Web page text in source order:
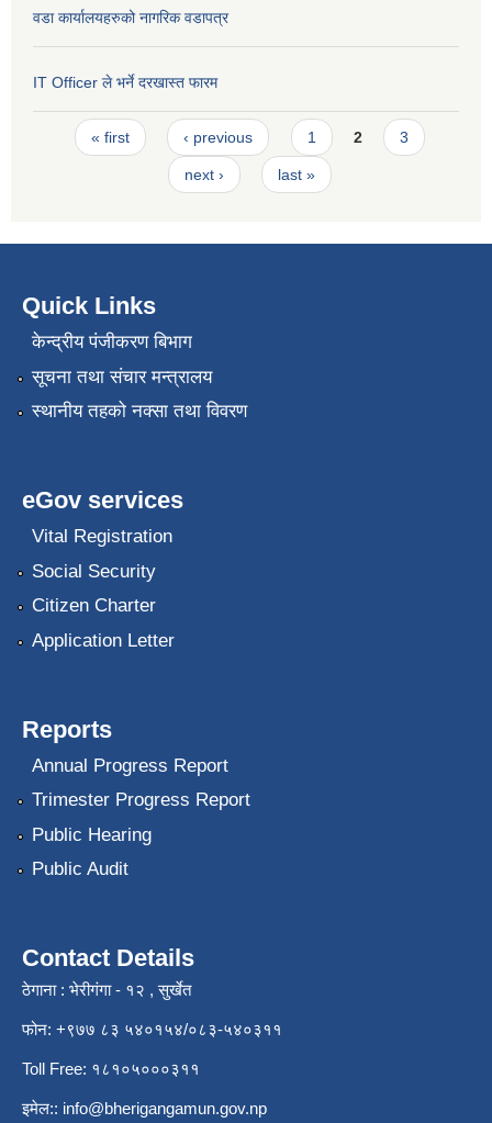
वडा कार्यालयहरुको नागरिक वडापत्र
IT Officer ले भर्ने दरखास्त फारम
Pages
« first ‹ previous 1 2 3
next › last »
Quick Links
केन्द्रीय पंजीकरण बिभाग
सूचना तथा संचार मन्त्रालय
स्थानीय तहको नक्सा तथा विवरण
eGov services
Vital Registration
Social Security
Citizen Charter
Application Letter
Reports
Annual Progress Report
Trimester Progress Report
Public Hearing
Public Audit
Contact Details
ठेगाना : भेरीगंगा - १२ , सुर्खेत
फोन: +९७७ ८३ ५४०१५४/०८३-५४०३११
Toll Free: १८१०५०००३११
इमेल:: info@bherigangamun.gov.np